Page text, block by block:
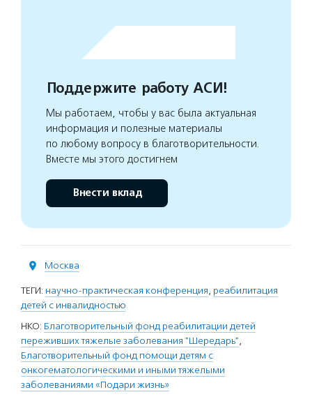
Поддержите работу АСИ!
Мы работаем, чтобы у вас была актуальная
информация и полезные материалы
по любому вопросу в благотворительности.
Вместе мы этого достигнем
Внести вклад
Москва
ТЕГИ: научно-практическая конференция, реабилитация
детей с инвалидностью
НКО: Благотворительный фонд реабилитации детей
переживших тяжелые заболевания "Шередарь",
Благотворительный фонд помощи детям с
онкогематологическими и иными тяжелыми
заболеваниями «Подари жизнь»